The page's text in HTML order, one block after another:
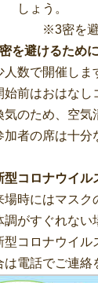
ょう。
を避けるた
を避けるため
人数で開催しま
始前はおはな
気のため、空気
加者の席は十分
型コロナウイル
場時にはマス
調がすぐれな
型コロナウイ
電話でご連絡